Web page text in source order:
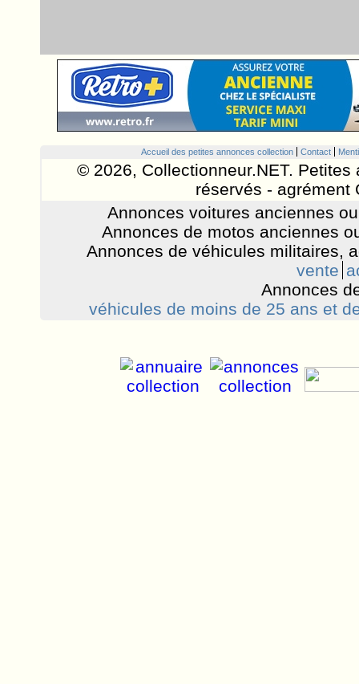
Accueil des petites annonces collection Contact
© 2026, Collectionneur.NET.
réservés - agrément
Annonces voitures anciennes
Annonces de motos anciennes
Annonces de véhicules militaires,
vente
Annonces
véhicules de moins de 25 ans et